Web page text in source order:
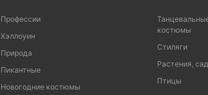
Профессии
Хэллоуин
Природа
Пикантные
Новогодние костюмы
костюмы
Стиляги
Растения,
Птицы